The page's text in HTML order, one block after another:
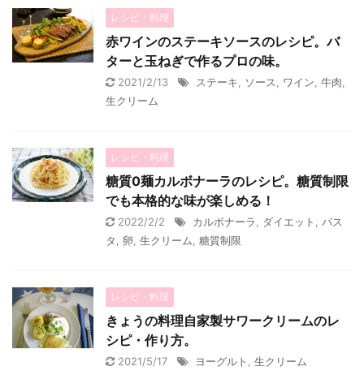
レシピ・料理
赤ワインのステーキソースのレシピ。バ
ターと玉ねぎで作るプロの味。
2021/2/13 ステーキ ソース ワイン 牛肉
生クリーム
レシピ・料理
糖質0麺カルボナーラのレシピ。糖質制限
でも本格的な味が楽しめる！
2022/2/2 カルボナーラ ダイエット
パス
タ
卵 生クリーム 糖質制限
レシピ・料理
きょうの料理自家製サワークリームのレ
シピ・作り方。
2021/5/17 ヨーグルト 生クリーム